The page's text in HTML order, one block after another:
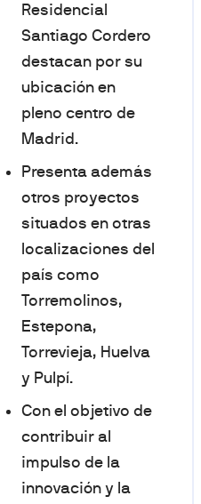
Residencial
Santiago Cordero
destacan por su
ubicación en
pleno centro de
Madrid.
Presenta además
otros proyectos
situados en otras
localizaciones del
país como
Torremolinos,
Estepona,
Torrevieja, Huelva
y Pulpí.
Con el objetivo de
contribuir al
impulso de la
innovación y la